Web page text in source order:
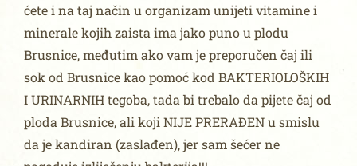
ćete i na taj način u organizam unijeti vitamine i
minerale kojih zaista ima jako puno u plodu
Brusnice, međutim ako vam je preporučen čaj ili
sok od Brusnice kao pomoć kod BAKTERIOLOŠKIH
I URINARNIH tegoba, tada bi trebalo da pijete čaj od
ploda Brusnice, ali koji NIJE PRERAĐEN u smislu
da je kandiran (zaslađen), jer sam šećer ne